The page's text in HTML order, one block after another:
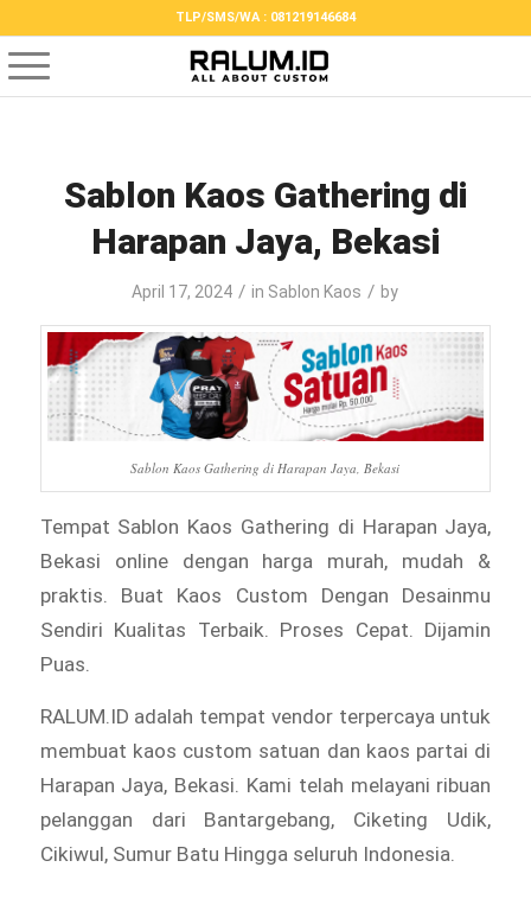
TLP/SMS/WA : 081219146684
Sablon Kaos Gathering di
Harapan Jaya, Bekasi
April 17, 2024 / in Sablon Kaos / by
Sablon Kaos Gathering di Harapan Jaya, Bekasi
Tempat Sablon Kaos Gathering di Harapan Jaya,
Bekasi online dengan harga murah, mudah &
praktis. Buat Kaos Custom Dengan Desainmu
Sendiri Kualitas Terbaik. Proses Cepat. Dijamin
Puas.
RALUM.ID adalah tempat vendor terpercaya untuk
membuat kaos custom satuan dan kaos partai di
Harapan Jaya, Bekasi. Kami telah melayani ribuan
pelanggan dari Bantargebang, Ciketing Udik,
Cikiwul, Sumur Batu Hingga seluruh Indonesia.